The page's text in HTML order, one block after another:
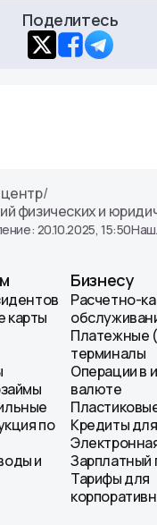
Поделитесь
/
физических и
20.10.2025, 15:50
карты
по
и
Бизнесу
Расчетно-
Платежные
терминалы
Операции в
валюте
Кредиты
Зарплатный
Тарифы для